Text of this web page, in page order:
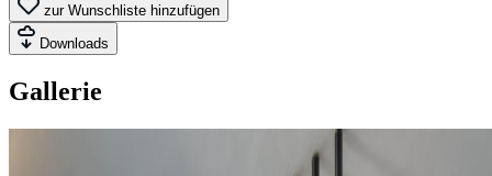
zur Wunschliste hinzufügen
Downloads
Gallerie